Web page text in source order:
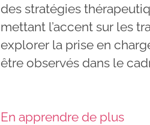
des stratégies
mettant l’accent sur les
explorer la prise en
être observés dans le
En apprendre de plus